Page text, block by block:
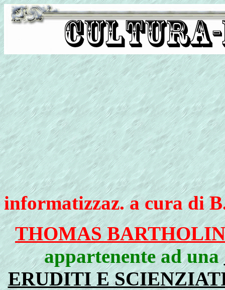
informatizzaz. a cura di
THOMAS BARTHOLIN
appartenente ad una
ERUDITI E